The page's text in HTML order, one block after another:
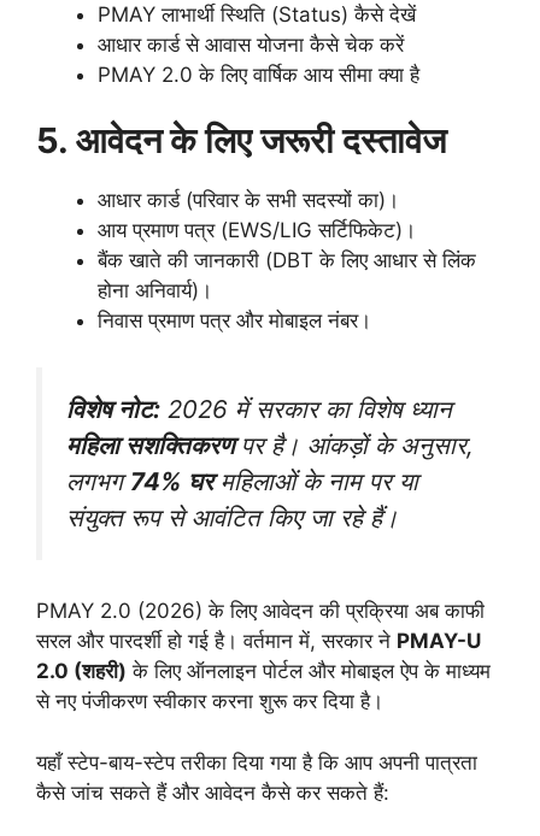
​PMAY लाभार्थी स्थिति (Status) कैसे देखें
​आधार कार्ड से आवास योजना कैसे चेक करें
​PMAY 2.0 के लिए वार्षिक आय सीमा क्या है
5. आवेदन के लिए जरूरी दस्तावेज
​आधार कार्ड (परिवार के सभी सदस्यों का)।
​आय प्रमाण पत्र (EWS/LIG सर्टिफिकेट)।
​बैंक खाते की जानकारी (DBT के लिए आधार से लिंक
होना अनिवार्य)।
​निवास प्रमाण पत्र और मोबाइल नंबर।
विशेष नोट: 2026 में सरकार का विशेष ध्यान
महिला सशक्तिकरणपर है। आंकड़ों के अनुसार,
लगभग74% घरमहिलाओं के नाम पर या
संयुक्त रूप से आवंटित किए जा रहे हैं।
PMAY 2.0 (2026) के लिए आवेदन की प्रक्रिया अब काफी
सरल और पारदर्शी हो गई है। वर्तमान में, सरकार ने PMAY-U
2.0 (शहरी) के लिए ऑनलाइन पोर्टल और मोबाइल ऐप के माध्यम
से नए पंजीकरण स्वीकार करना शुरू कर दिया है।
​यहाँ स्टेप-बाय-स्टेप तरीका दिया गया है कि आप अपनी पात्रता
कैसे जांच सकते हैं और आवेदन कैसे कर सकते हैं: